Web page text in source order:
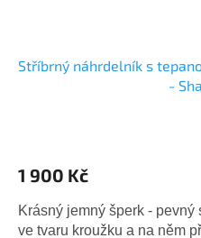
Stříbrný náhrdelník s
-
1 900 Kč
Krásný jemný šperk -
ve tvaru kroužku a na něm